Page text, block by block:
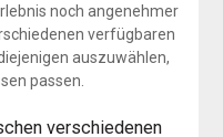
noch angenehmer
verfügbaren
auszuwählen,
passen.
verschiedenen